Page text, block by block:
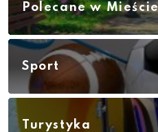
Polecane w Mieście
Sport
Turystyka